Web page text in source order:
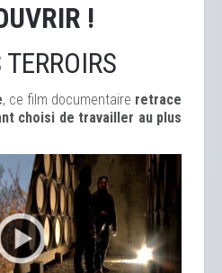
!
, ce film documentaire retrace
choisi de travailler au plus